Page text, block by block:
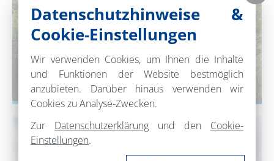
BERNAU BEI BERLIN
Datenschutzhinweise &
Cookie-Einstellungen
Wir verwenden Cookies, um Ihnen die Inhalte
und Funktionen der Website bestmöglich
anzubieten. Darüber hinaus verwenden wir
Cookies zu Analyse-Zwecken.
Zur Datenschutzerklärung und den Cookie-
Einstellungen.